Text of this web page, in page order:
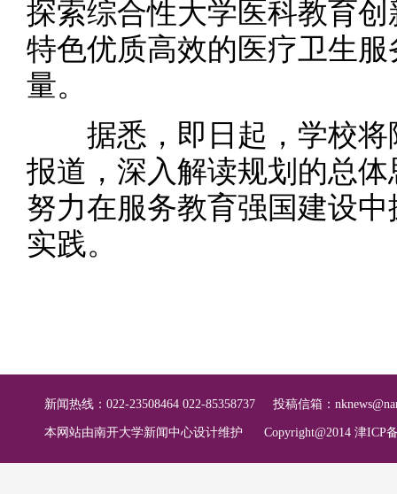
探索综合性大学医科教育
特色优质高效的医疗卫生
量。
据悉，即日起，学校将
报道，深入解读规划的总
努力在服务教育强国建设
实践。
新闻热线：022-23508464 022-85358737 投稿信箱：
本网站由南开大学新闻中心设计维护 Copyright@2014 津ICP